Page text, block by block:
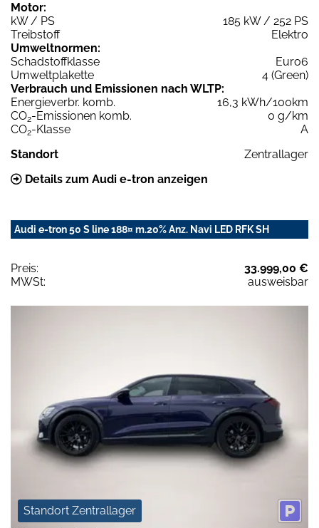
Motor:
kW / PS
185 kW / 252 PS
Treibstoff
Elektro
Umweltnormen:
Schadstoffklasse
Euro6
Umweltplakette
4 (Green)
Verbrauch und Emissionen nach WLTP:
Energieverbr. komb.
16,3 kWh/100km
CO2-Emissionen komb.
0 g/km
CO2-Klasse
A
Standort
Zentrallager
Details zum Audi e-tron anzeigen
Audi e-tron 50 S line 188¤ m.20% Anz. Navi LED RFK SH
Preis:
33.999,00 €
MWSt:
ausweisbar
Standort Zentrallager